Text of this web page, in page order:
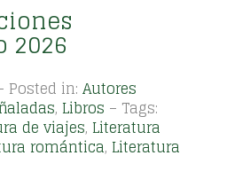
2026
Posted in: Autores
, Libros – Tags:
de viajes, Literatura
romántica, Literatura